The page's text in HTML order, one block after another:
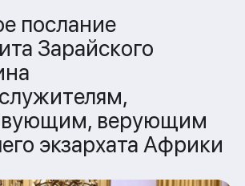
послание
Зарайского
верующим
экзархата Африки